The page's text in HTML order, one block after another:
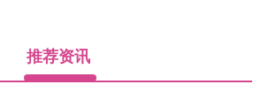
推荐资讯